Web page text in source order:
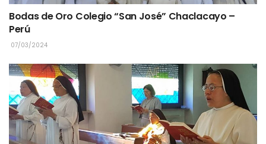
Bodas de Oro Colegio “San José” Chaclacayo –
Perú
07/03/2024